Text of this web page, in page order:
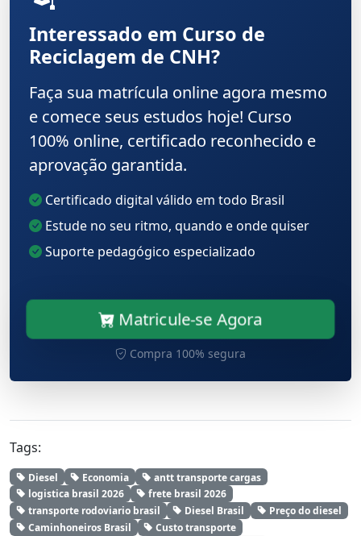
Interessado em Curso de
Reciclagem de CNH?
Faça sua matrícula online agora mesmo
e comece seus estudos hoje! Curso
100% online, certificado reconhecido e
aprovação garantida.
Certificado digital válido em todo Brasil
Estude no seu ritmo, quando e onde quiser
Suporte pedagógico especializado
Matricule-se Agora
Compra 100% segura
Tags:
Diesel Economia
antt transporte cargas
logistica brasil 2026
frete brasil 2026
transporte rodoviario brasil
Diesel Brasil
Preço do diesel
Caminhoneiros Brasil
Custo transporte